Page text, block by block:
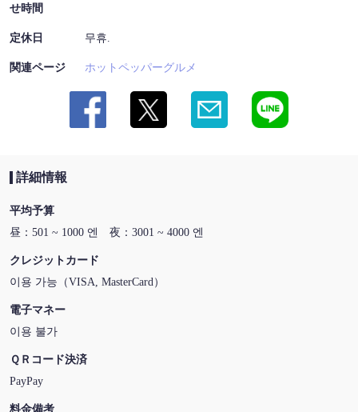
せ時間
定休日 무휴.
関連ページ ホットペッパーグルメ
詳細情報
平均予算
昼：501 ~ 1000 엔 夜：3001 ~ 4000 엔
クレジットカード
이용 가능（VISA, MasterCard）
電子マネー
이용 불가
ＱＲコード決済
PayPay
料金備考